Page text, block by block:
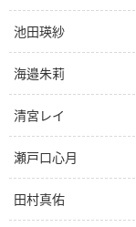
池田瑛紗
海邉朱莉
清宮レイ
瀬戸口心月
田村真佑